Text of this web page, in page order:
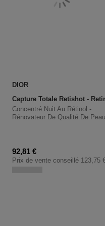
DIOR
Capture Totale Retishot -
Concentré Nuit Au Rétinol -
Rénovateur De Qualité De Peau
Prix promotionnel
92,81 €
Prix de vente conseillé 123,75